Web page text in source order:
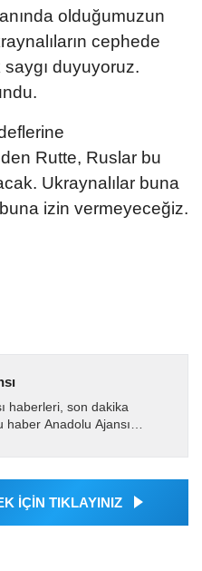
olduğumuzun
cephede
duyuyoruz.
Rutte, Ruslar bu
Ukraynalılar buna
izin vermeyeceğiz.
haberleri, son dakika
haber Anadolu Ajansı
tüm...
İÇİN TIKLAYINIZ